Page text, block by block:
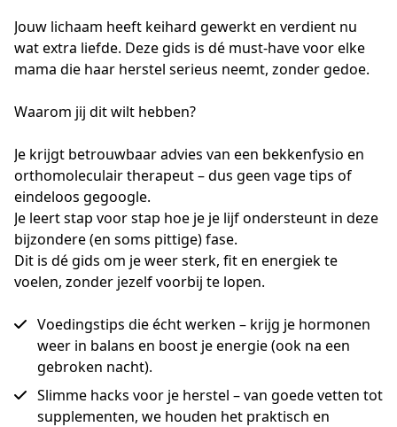
Jouw lichaam heeft keihard gewerkt en verdient nu
wat extra liefde. Deze gids is dé must-have voor elke
mama die haar herstel serieus neemt, zonder gedoe.
Waarom jij dit wilt hebben?
Je krijgt betrouwbaar advies van een bekkenfysio en
orthomoleculair therapeut – dus geen vage tips of
eindeloos gegoogle.
Je leert stap voor stap hoe je je lijf ondersteunt in deze
bijzondere (en soms pittige) fase.
Dit is dé gids om je weer sterk, fit en energiek te
voelen, zonder jezelf voorbij te lopen.
Voedingstips die écht werken – krijg je hormonen
weer in balans en boost je energie (ook na een
gebroken nacht).
Slimme hacks voor je herstel – van goede vetten tot
supplementen, we houden het praktisch en